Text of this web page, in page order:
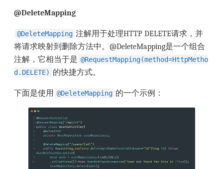
@DeleteMapping
@DeleteMapping 注解用于处理HTTP DELETE请求，并
将请求映射到删除方法中。@DeleteMapping是一个组合
注解，它相当于是 @RequestMapping(method=HttpMetho
d.DELETE) 的快捷方式。
下面是使用 @DeleteMapping 的一个示例：